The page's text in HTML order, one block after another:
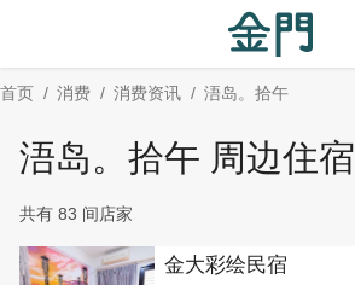
主
要
首页 消费 消费资讯 浯岛。拾午
浯岛。拾午 周边住宿
共有 83 间店家
金大彩绘民宿